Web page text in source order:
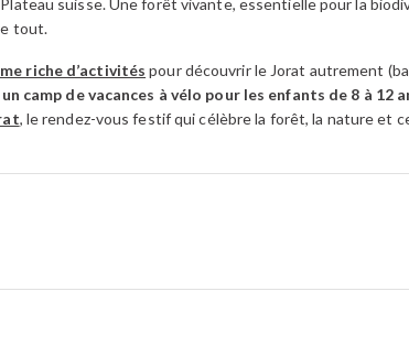
suisse. Une forêt vivante, essentielle pour la
tout.
riche d’activités pour découvrir le Jorat autrement
un camp de vacances à vélo pour les enfants de 8 à 12
, le rendez-vous festif qui célèbre la forêt, la nature et